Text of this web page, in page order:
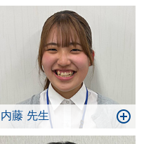
内藤 先生